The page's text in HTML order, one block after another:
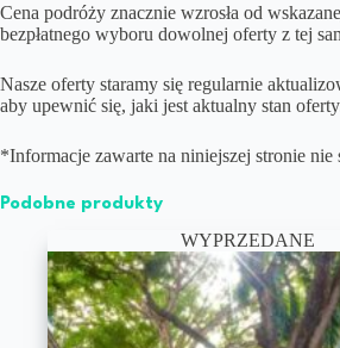
Cena podróży znacznie wzrosła od
bezpłatnego wyboru dowolnej oferty z tej
Nasze oferty staramy się regularnie
aby upewnić się, jaki jest aktualny stan
*Informacje zawarte na niniejszej stronie
Podobne produkty
WYPRZEDANE